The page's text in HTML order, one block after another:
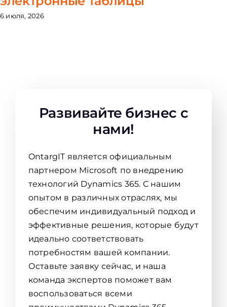
6 июля, 2026
Развивайте бизнес с
нами!
OntargIT является официальным
партнером Microsoft по внедрению
технологий Dynamics 365. С нашим
опытом в различных отраслях, мы
обеспечим индивидуальный подход и
эффективные решения, которые будут
идеально соответствовать
потребностям вашей компании.
Оставьте заявку сейчас, и наша
команда экспертов поможет вам
воспользоваться всеми